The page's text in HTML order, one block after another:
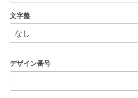
文字盤
デザイン番号